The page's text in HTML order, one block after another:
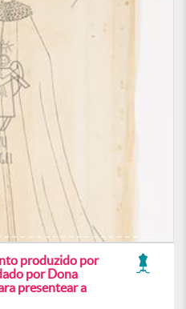
produzido por
por Dona
presentear a